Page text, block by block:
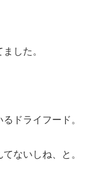
した。
ドライフード。
ないしね、と。